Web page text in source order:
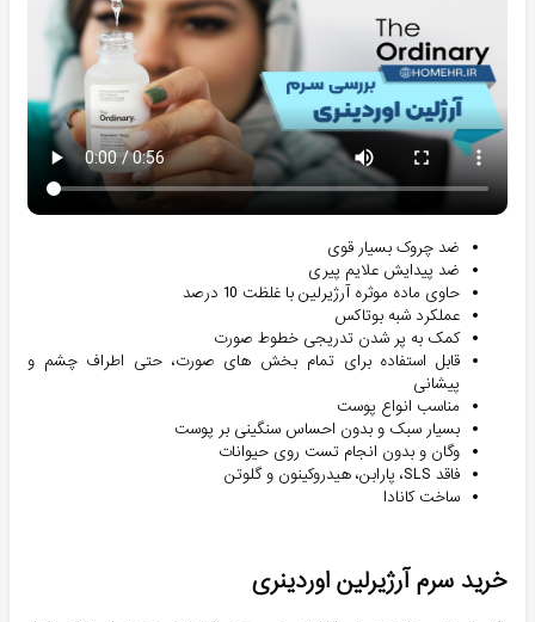
ضد چروک بسیار قوی
ضد پیدایش علایم پیری
حاوی ماده موثره آرژیرلین با غلظت 10 درصد
عملکرد شبه بوتاکس
کمک به پر شدن تدریجی خطوط صورت
قابل استفاده برای تمام بخش های صورت، حتی اطراف چشم و
پیشانی
مناسب انواع پوست
بسیار سبک و بدون احساس سنگینی بر پوست
وگان و بدون انجام تست روی حیوانات
فاقد SLS، پارابن، هیدروکینون و گلوتن
ساخت کانادا
خرید سرم آرژیرلین اوردینری